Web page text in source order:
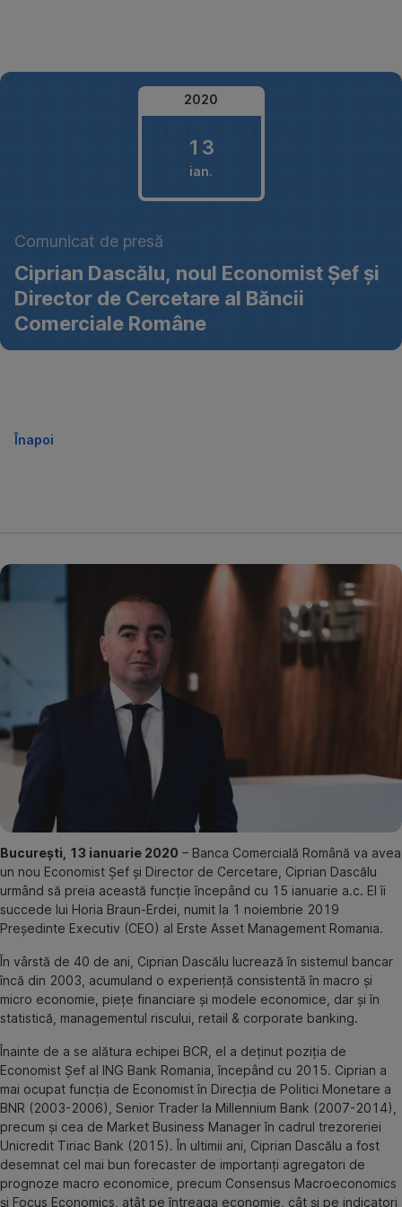
2020
13
ian.
13
2020
Comunicat de presă
Ciprian Dascălu, noul Economist Șef și
Director de Cercetare al Băncii
Comerciale Române
Înapoi
București, 13 ianuarie 2020 – Banca Comercială Română va avea
un nou Economist Șef și Director de Cercetare, Ciprian Dascălu
urmând să preia această funcție începând cu 15 ianuarie a.c. El îi
succede lui Horia Braun-Erdei, numit la 1 noiembrie 2019
Președinte Executiv (CEO) al Erste Asset Management Romania.
În vârstă de 40 de ani, Ciprian Dascălu lucrează în sistemul bancar
încă din 2003, acumuland o experiență consistentă în macro și
micro economie, piețe financiare și modele economice, dar și în
statistică, managementul riscului, retail & corporate banking.
Înainte de a se alătura echipei BCR, el a deținut poziția de
Economist Șef al ING Bank Romania, începând cu 2015. Ciprian a
mai ocupat funcția de Economist în Direcția de Politici Monetare a
BNR (2003-2006), Senior Trader la Millennium Bank (2007-2014),
precum și cea de Market Business Manager în cadrul trezoreriei
Unicredit Tiriac Bank (2015). În ultimii ani, Ciprian Dascălu a fost
desemnat cel mai bun forecaster de importanți agregatori de
prognoze macro economice, precum Consensus Macroeconomics
și Focus Economics, atât pe întreaga economie, cât și pe indicatori